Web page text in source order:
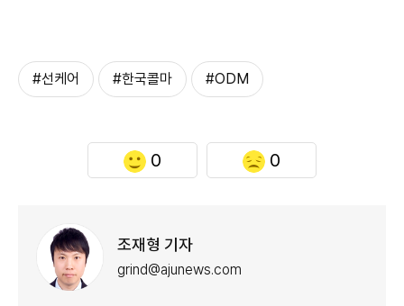
#선케어 #한국콜마 #ODM
0 0
조재형 기자
grind@ajunews.com